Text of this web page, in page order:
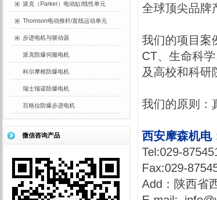
全球顶尖品牌
我们的项目案
CT、生命科
及高校和科研
我们的原则：
西安摩森机电
Add：陕西省
派克（Parker）电动缸/线性单元
Thomson电动推杆/直线运动单元
步进电机与驱动器
派克防爆伺服电机
科尔摩根防爆电机
瑞士瑞诺防爆电机
百格拉防爆步进电机
微信咨询产品